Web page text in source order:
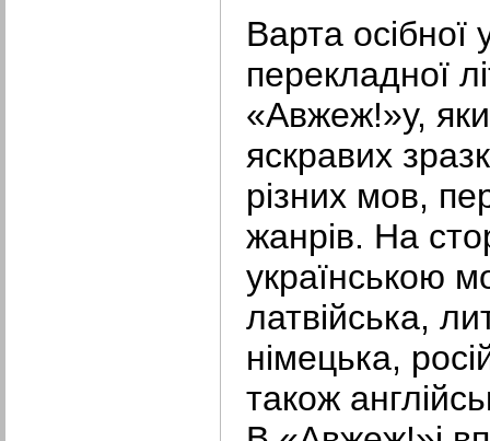
Варта осібної
перекладної
«Авжеж!»у,
яскравих
різних мов,
жанрів. На
українською
латвійська,
німецька,
також